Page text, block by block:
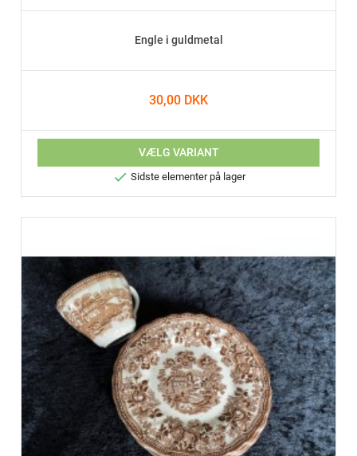
Engle i guldmetal
30,00 DKK
VÆLG VARIANT
 Sidste elementer på lager